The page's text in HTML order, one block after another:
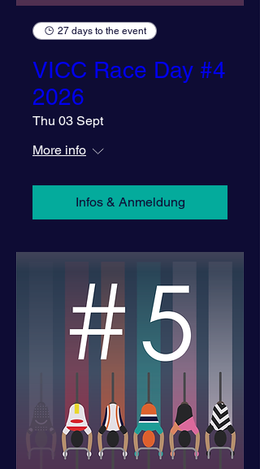
27 days to the event
VICC Race Day #4
2026
Thu 03 Sept
More info
Infos & Anmeldung